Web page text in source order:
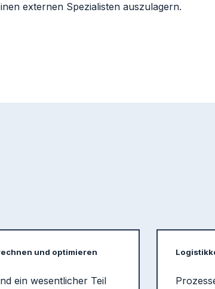
externen Spezialisten auszulagern.
und optimieren
ein wesentlicher Teil